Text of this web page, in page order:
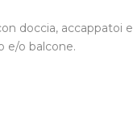
doccia, accappatoi e
e/o balcone.